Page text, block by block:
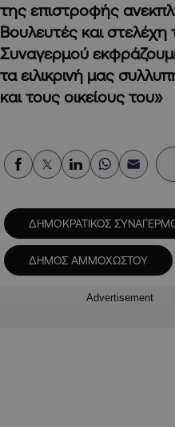
της επιστροφής
Βουλευτές και
Συναγερμού
τα ειλικρινή μας
και τους οικείους του»
ΔΗΜΟΚΡΑΤΙΚΟΣ
ΔΗΜΟΣ ΑΜΜΟΧΩΣΤΟΥ
Advertisement